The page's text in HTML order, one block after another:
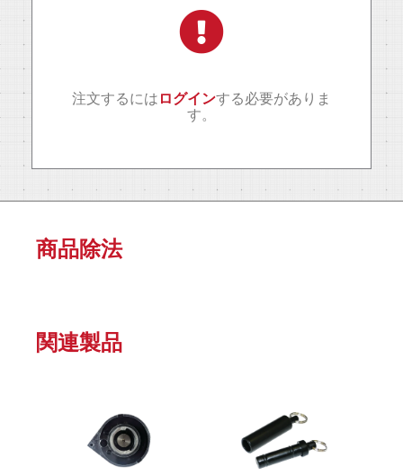
注文するにはログインする必要がありま
す。
商品除法
関連製品